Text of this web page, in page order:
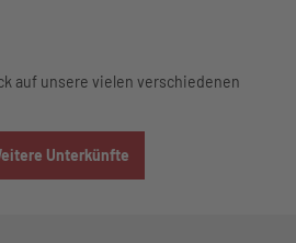
auf unsere vielen verschiedenen
Unterkünfte